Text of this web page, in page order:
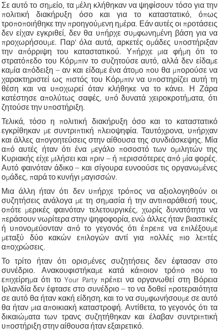
Σε αυτό το σημείο, τα μέλη κλήθηκαν να ψηφίσουν τόσο για την
πολιτική διακήρυξη όσο και για το καταστατικό, όπως
τροποποιήθηκε την προηγούμενη ημέρα. Εάν αυτές οι προτάσεις
δεν είχαν εγκριθεί, δεν θα υπήρχε συμφωνημένη βάση για να
προχωρήσουμε. Παρ' όλα αυτά, αρκετές ομάδες υποστήριξαν
την απόρριψη του καταστατικού. Υπήρχε μια φήμη ότι το
στρατόπεδο του Κόρμπιν το συζητούσε αυτό, αλλά δεν είδαμε
καμία απόδειξη – αν και είδαμε ένα άτομο που θα μπορούσε να
χαρακτηριστεί ως πιστός του Κόρμπιν να υποστηρίζει αυτή τη
θέση και να υποχωρεί όταν κλήθηκε να το κάνει. Η Ζάρα
κατέστησε απολύτως σαφές, υπό δυνατά χειροκροτήματα, ότι
ζητούσε την υποστήριξη.
Τελικά, τόσο η πολιτική διακήρυξη όσο και το καταστατικό
εγκρίθηκαν με συντριπτική πλειοψηφία. Ταυτόχρονα, υπήρχαν
και άλλες απογοητεύσεις στην αίθουσα της συνδιάσκεψης. Μία
από αυτές ήταν ότι ένα μεγάλο ποσοστό των ομιλητών της
Κυριακής είχε μιλήσει και πριν – ή περισσότερες από μία φορές.
Αυτό φαινόταν άδικο – και σίγουρα ευνοούσε τις οργανωμένες
ομάδες, παρά το κυνήγι μαγισσών.
Μια άλλη ήταν ότι δεν υπήρχε τρόπος να αξιολογηθούν οι
συζητήσεις ανάλογα με τη σημασία ή την αντιπαράθεσή τους,
οπότε μερικές φαινόταν τελετουργικές, χωρίς δυνατότητα να
περάσουν νωρίτερα στην ψηφοφορία, ενώ άλλες ήταν βιαστικές
ή υπονομεύονταν από το γεγονός ότι έπρεπε να επιλέξουμε
μεταξύ δύο κακών επιλογών αντί για πολλές πιο λεπτές
αποχρώσεις.
Το τρίτο ήταν ότι ορισμένες συζητήσεις δεν έφτασαν στο
συνέδριο. Ανακουφιστήκαμε κατά κάποιον τρόπο που το
επιχείρημα ότι το Your Party πρέπει να οργανωθεί στη Βόρεια
Ιρλανδία δεν έφτασε στο συνέδριο – το να δοθεί προτεραιότητα
σε αυτό θα ήταν κακή είδηση, και το να συμφωνήσουμε σε αυτό
θα ήταν μια αποικιακή καταστροφή. Αντίθετα, το γεγονός ότι τα
δικαιώματα των τρανς συζητήθηκαν και έλαβαν συντριπτική
υποστήριξη στην αίθουσα ήταν εξαιρετικό.